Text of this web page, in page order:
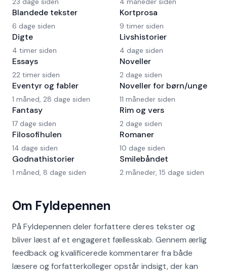
Om Fyldepennen
På Fyldepennen deler forfattere deres tekster og
bliver læst af et engageret fællesskab. Gennem ærlig
feedback og kvalificerede kommentarer fra både
læsere og forfatterkolleger opstår indsigt, der kan
Blandede tekster
6 dage siden
Digte
4 timer siden
Essays
22 timer siden
Eventyr og fabler
1 måned, 28 dage siden
Fantasy
17 dage siden
Filosofihulen
14 dage siden
Godnathistorier
1 måned, 8 dage siden
Kortprosa
9 timer siden
Livshistorier
4 dage siden
Noveller
2 dage siden
Noveller for børn/unge
11 måneder siden
Rim og vers
2 dage siden
Romaner
10 dage siden
Smilebåndet
2 måneder, 15 dage siden